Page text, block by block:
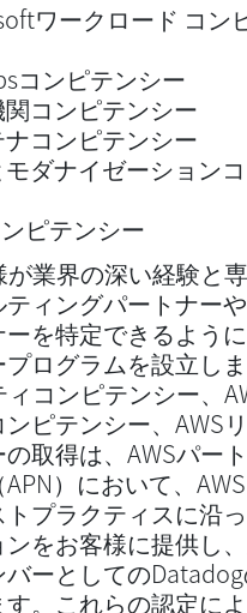
ワークロード コン
コンピテンシー
関コンピテンシー
ナコンピテンシー
モダナイゼーション
ピテンシー
が業界の深い経験と
ィングパートナー
を特定できるよう
ログラムを設立しま
コンピテンシー、
ンピテンシー、AWS
取得は、AWSパー
）において、
プラクティスに沿
をお客様に提供し
ーとしての
。これらの認定によ